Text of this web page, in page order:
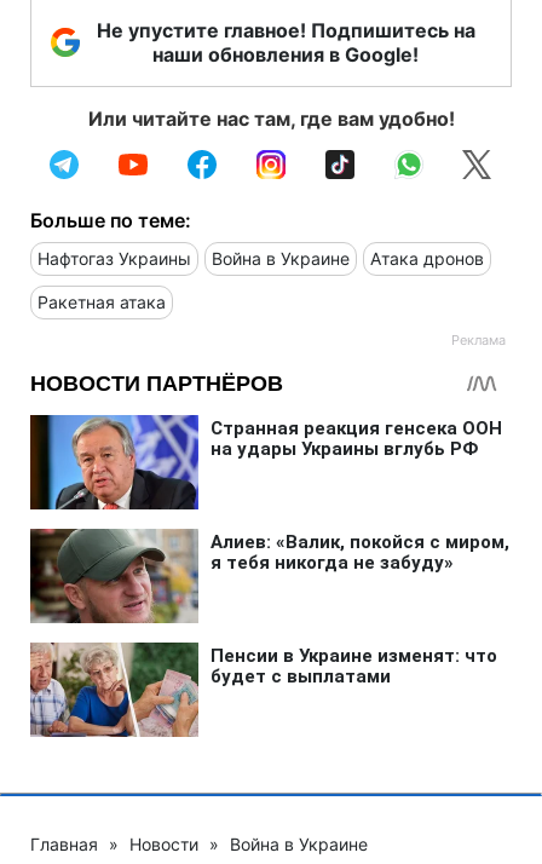
Не упустите главное! Подпишитесь на
наши обновления в Google!
Или читайте нас там, где вам удобно!
Больше по теме:
Нафтогаз Украины Война в Украине Атака дронов
Ракетная атака
Главная » Новости » Война в Украине